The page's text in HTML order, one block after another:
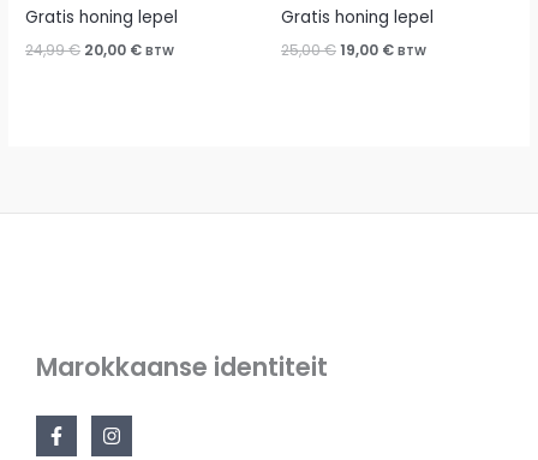
Gratis honing lepel
24,99€ Oorspronkelijke
20,00 €Huidige
BTW
Gratis honing lepel
25,00€Oorspronkelijke
19,00 €Huidige
BTW
Marokkaanse identiteit